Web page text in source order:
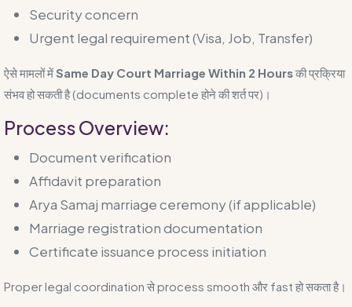
Security concern
Urgent legal requirement (Visa, Job, Transfer)
ऐसे मामलों मेंSame Day Court Marriage Within 2 Hoursकी प्रक्रिया
संभव हो सकती है (documents complete होने की शर्त पर)।
Process Overview:
Document verification
Affidavit preparation
Arya Samaj marriage ceremony (if applicable)
Marriage registration documentation
Certificate issuance process initiation
Proper legal coordination से process smooth और fast हो सकता है।